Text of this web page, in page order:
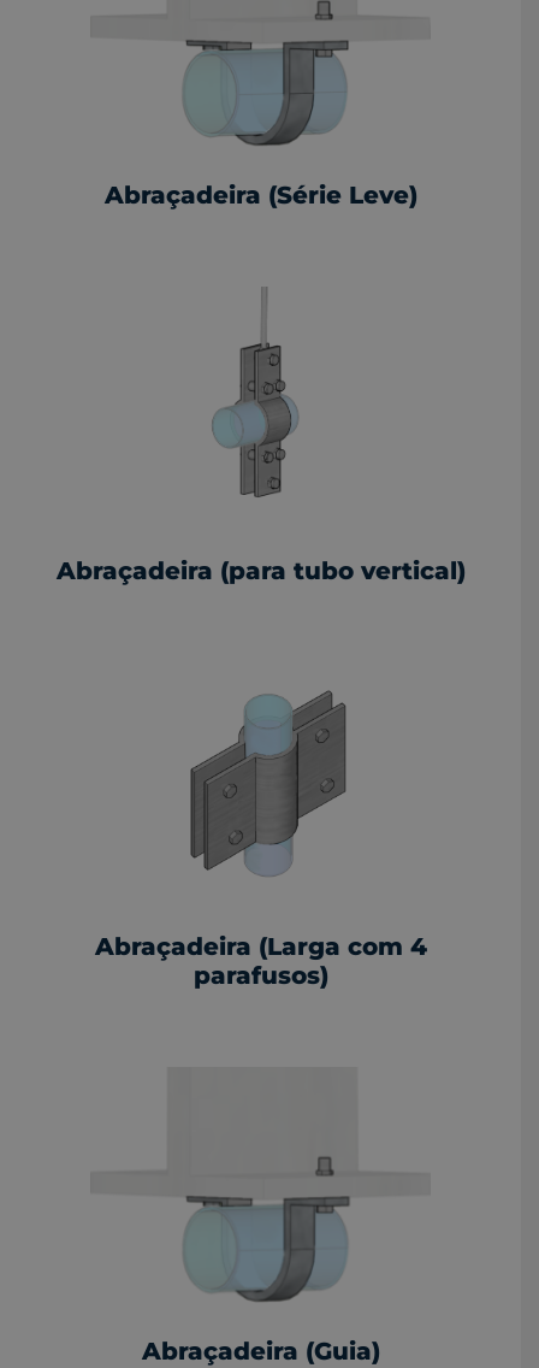
Abraçadeira (Série Leve)
Abraçadeira (para tubo vertical)
Abraçadeira (Larga com 4
parafusos)
Abraçadeira (Guia)